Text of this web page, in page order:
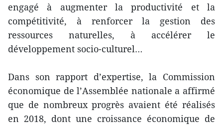
engagé à augmenter la productivité et la
compétitivité, à renforcer la gestion des
ressources naturelles, à accélérer le
développement socio-culturel…
Dans son rapport d’expertise, la Commission
économique de l’Assemblée nationale a affirmé
que de nombreux progrès avaient été réalisés
en 2018, dont une croissance économique de